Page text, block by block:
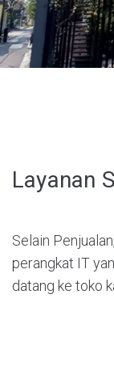
Layanan
Selain
perangkat IT
datang ke toko